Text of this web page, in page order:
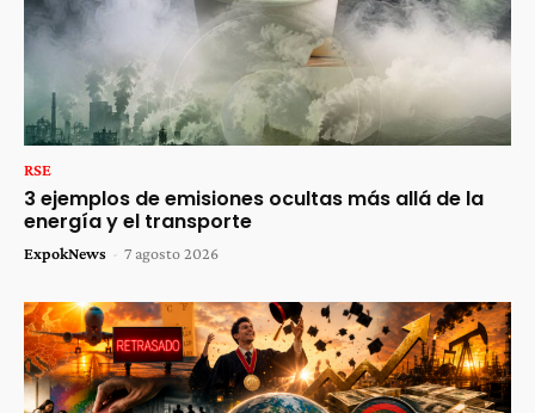
RSE
3 ejemplos de emisiones ocultas más allá de la
energía y el transporte
ExpokNews - 7 agosto 2026